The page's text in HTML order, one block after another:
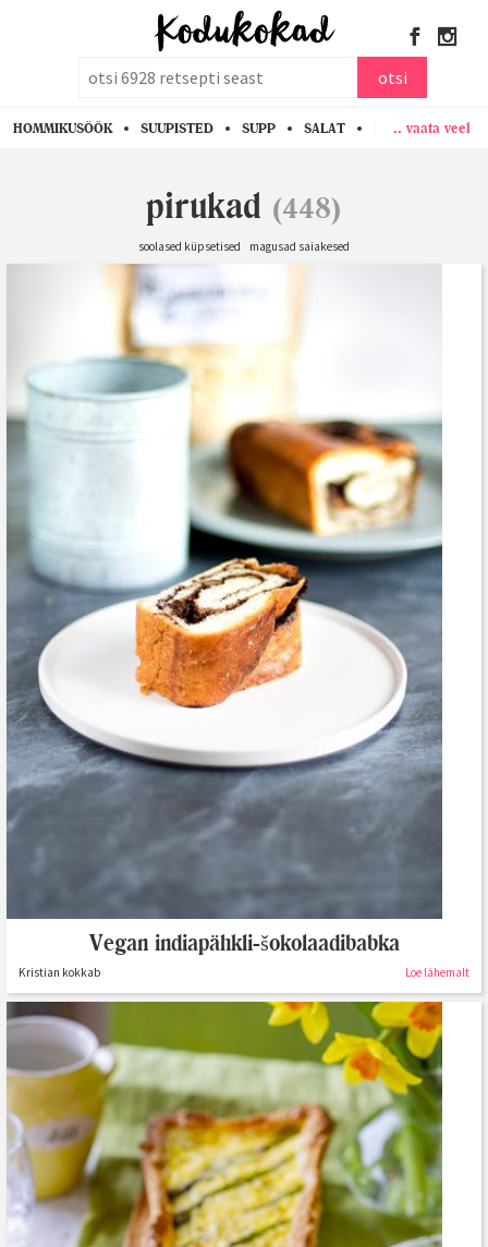
otsi
HOMMIKUSÖÖK SUUPISTED SUPP SALAT PASTA KANA
.. vaata veel
pirukad (448)
soolased küpsetised magusad saiakesed
Vegan indiapähkli-šokolaadibabka
Kristian kokkab Loe lähemalt